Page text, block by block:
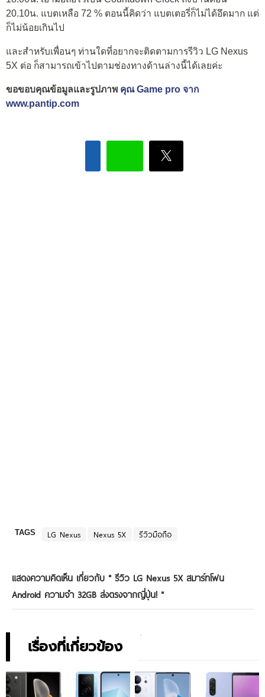
20.10น. แบตเหลือ 72 % ตอนนี้คิดว่า แบตเตอรี่ก็ไม่ได้อึดมาก แต่
ก็ไม่น้อยเกินไป
และสำหรับเพื่อนๆ ท่านใดที่อยากจะติดตามการรีวิว LG Nexus
5X ต่อ ก็สามารถเข้าไปตามช่องทางด้านล่างนี้ได้เลยค่ะ
ขอขอบคุณข้อมูลและรูปภาพ คุณ Game pro จาก
www.pantip.com
TAGS LG Nexus Nexus 5X รีวิวมือถือ
แสดงความคิดเห็น เกี่ยวกับ " รีวิว LG Nexus 5X สมาร์ทโฟน
Android ความจำ 32GB ส่งตรงจากญี่ปุ่น! "
เรื่องที่เกี่ยวข้อง